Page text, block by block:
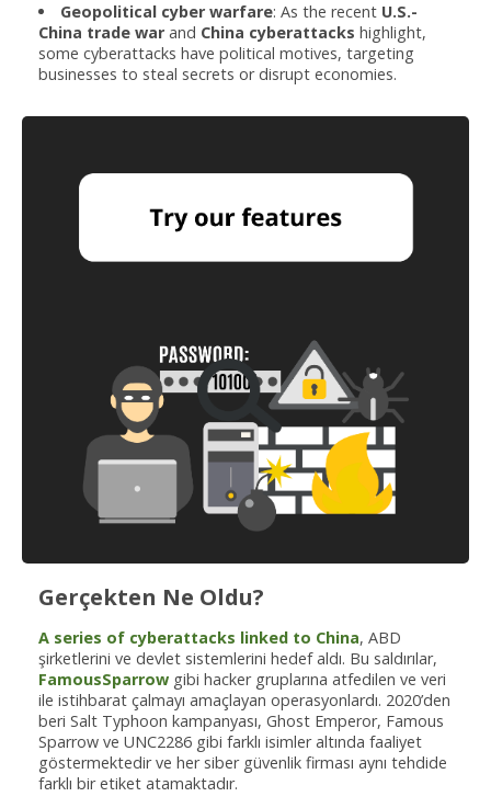
Geopolitical cyber warfare: As the recent U.S.-
China trade war and China cyberattacks highlight,
some cyberattacks have political motives, targeting
businesses to steal secrets or disrupt economies.
Gerçekten Ne Oldu?
A series of cyberattacks linked to China, ABD
şirketlerini ve devlet sistemlerini hedef aldı. Bu saldırılar,
FamousSparrow gibi hacker gruplarına atfedilen ve veri
ile istihbarat çalmayı amaçlayan operasyonlardı. 2020’den
beri Salt Typhoon kampanyası, Ghost Emperor, Famous
Sparrow ve UNC2286 gibi farklı isimler altında faaliyet
göstermektedir ve her siber güvenlik firması aynı tehdide
farklı bir etiket atamaktadır.